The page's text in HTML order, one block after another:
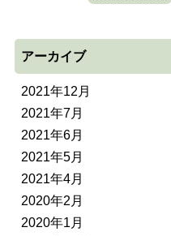
アーカイブ
2021年12月
2021年7月
2021年6月
2021年5月
2021年4月
2020年2月
2020年1月